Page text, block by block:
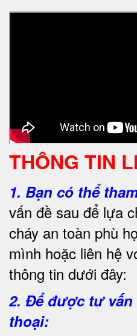
THÔNG TIN
1. Bạn có thể
vấn đề sau để lựa
cháy an toàn phù
mình hoặc liên hệ
thông tin dưới đây:
2. Để được tư
thoại: